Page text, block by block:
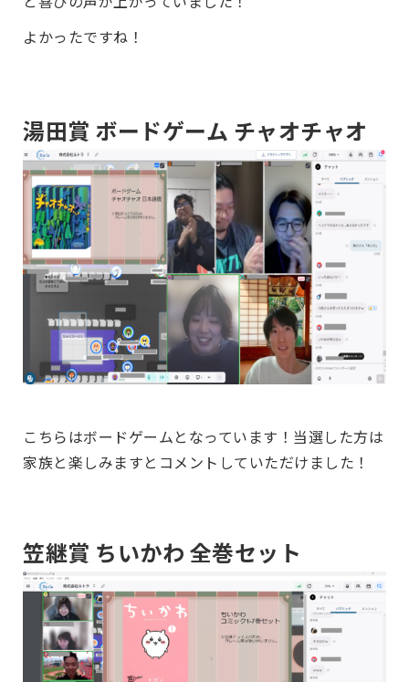
よかったですね！
湯田賞 ボードゲーム チャオチャオ
こちらはボードゲームとなっています！当選した方は
家族と楽しみますとコメントしていただけました！
笠継賞 ちいかわ 全巻セット